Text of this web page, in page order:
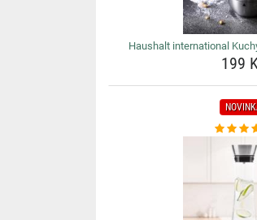
Haushalt international
199